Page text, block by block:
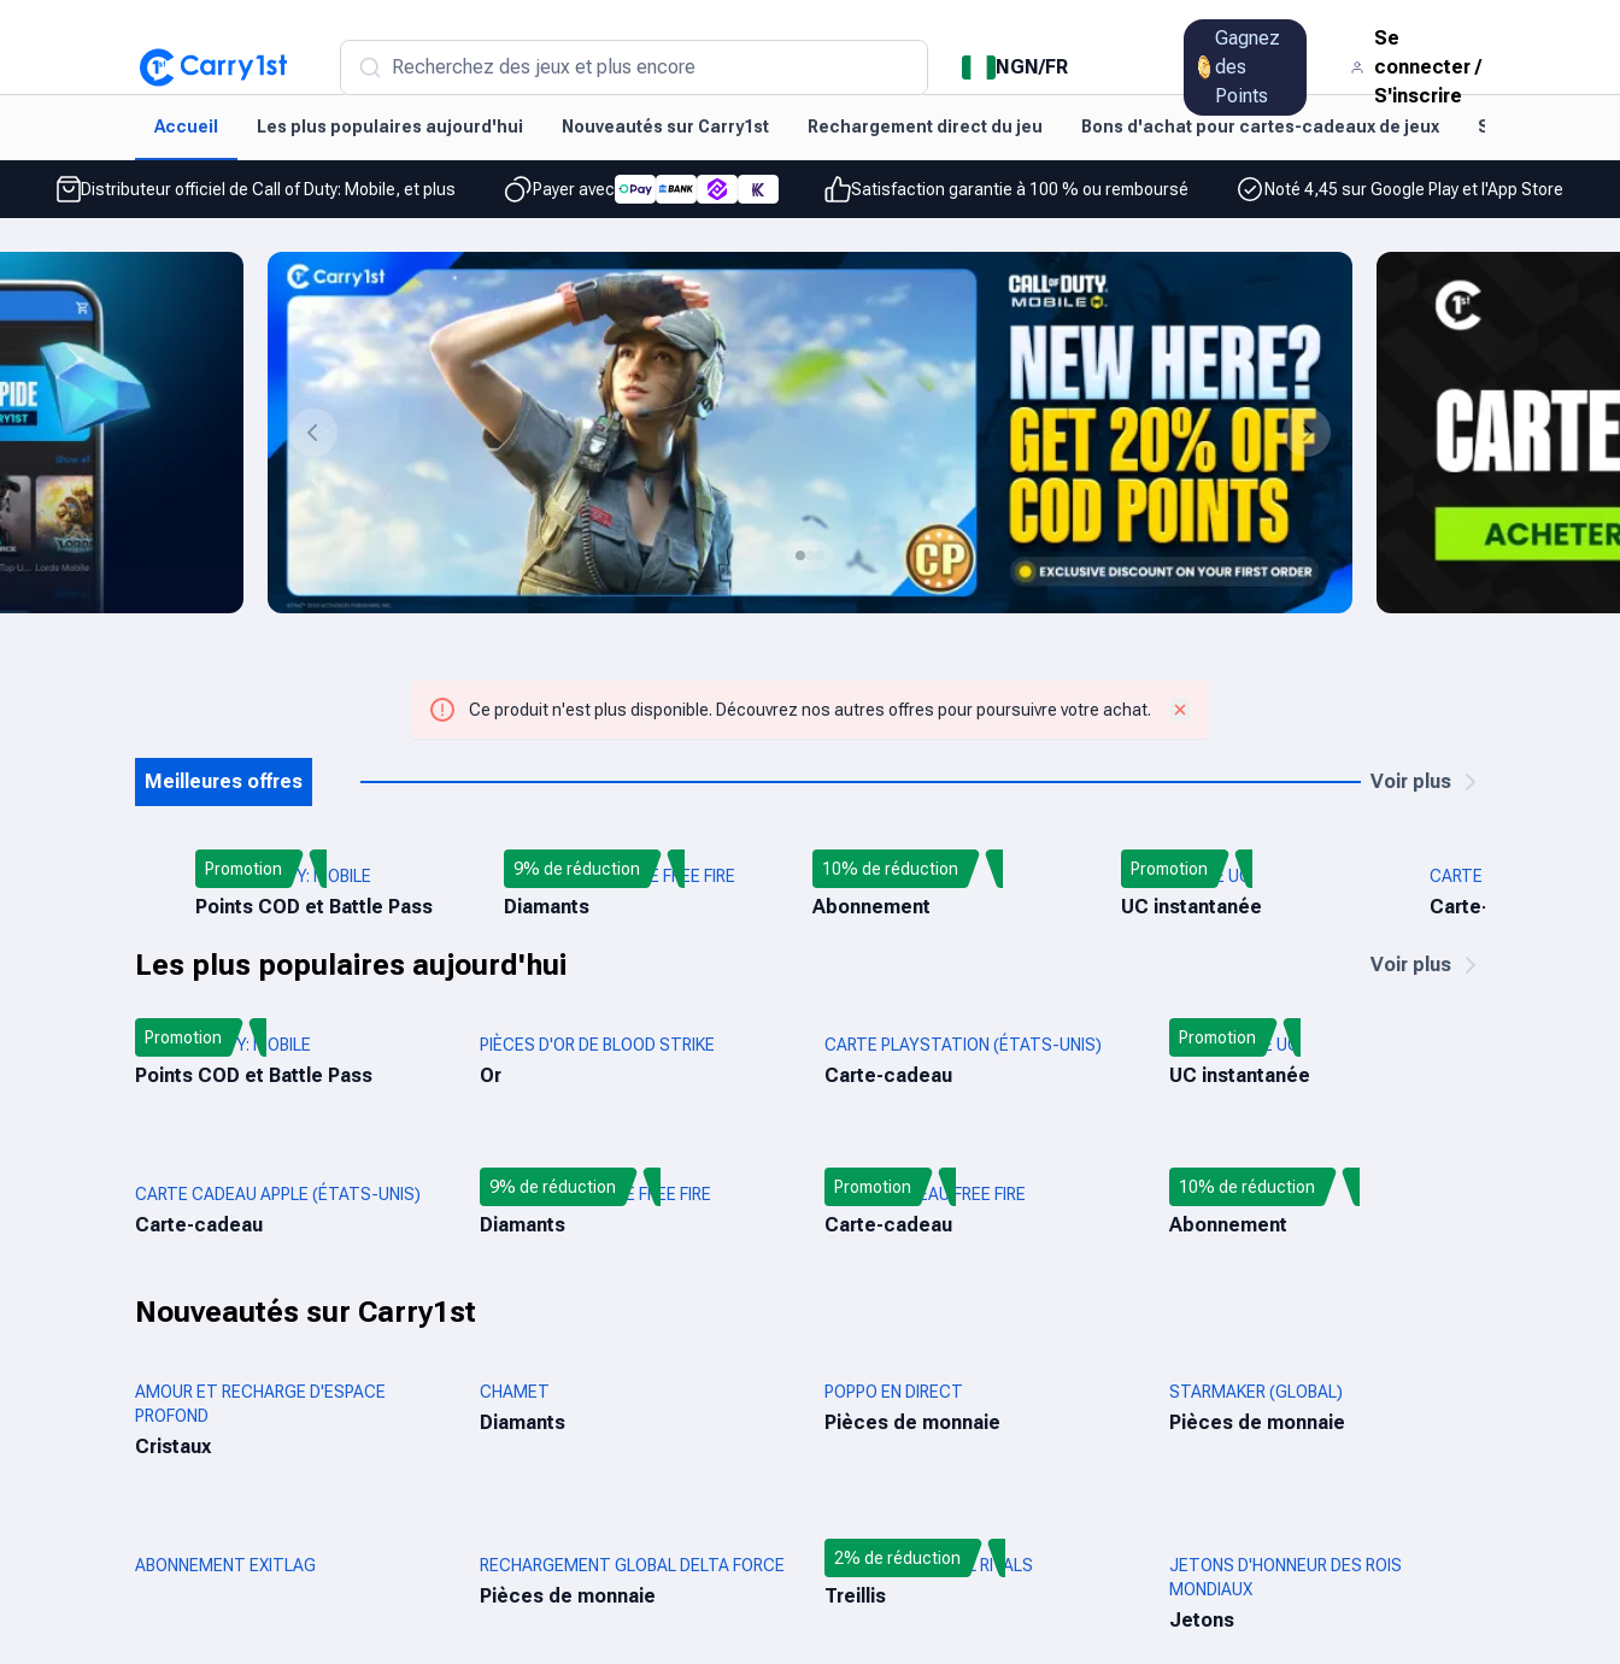
Recherchez des jeux et plus encore NGN/FR
Gagnez
des
Points
Se
connecter/
S'inscrire
Accueil Les plus populaires aujourd'hui Nouveautés sur Carry1st Rechargement direct du jeu Bons d'achat pour cartes-cadeaux de jeux Style de vie et
Distributeur officiel de Call of Duty: Mobile, et plus Payer avec Satisfaction garantie à 100 % ou remboursé Noté 4,45 sur Google Play et l'App Store
Ce produit n'est plus disponible. Découvrez nos autres offres pour poursuivre votre achat.
Meilleures offres Voir plus
CALL OF DUTY: MOBILE
Points COD et Battle Pass
Promotion RECHARGE DIRECTE FREE FIRE
Diamants
9% de réduction AUDIOMACK
Abonnement
10% de réduction PUBG MOBILE UC
UC instantanée
Promotion CARTE CADEAU APPLE
Carte-cadeau
Les plus populaires aujourd'hui Voir plus
CALL OF DUTY: MOBILE
Points COD et Battle Pass
Promotion PIÈCES D'OR DE BLOOD STRIKE
Or
CARTE PLAYSTATION (ÉTATS-UNIS)
Carte-cadeau
PUBG MOBILE UC
UC instantanée
Promotion
CARTE CADEAU APPLE (ÉTATS-UNIS)
Carte-cadeau
RECHARGE DIRECTE FREE FIRE
Diamants
9% de réduction CARTE-CADEAU FREE FIRE
Carte-cadeau
Promotion AUDIOMACK
Abonnement
10% de réduction
Nouveautés sur Carry1st
AMOUR ET RECHARGE D'ESPACE
PROFOND
Cristaux
CHAMET
Diamants
POPPO EN DIRECT
Pièces de monnaie
STARMAKER (GLOBAL)
Pièces de monnaie
ABONNEMENT EXITLAG RECHARGEMENT GLOBAL DELTA FORCE
Pièces de monnaie
RECHARGE MARVEL RIVALS
Treillis
2% de réduction
JETONS D'HONNEUR DES ROIS
MONDIAUX
Jetons